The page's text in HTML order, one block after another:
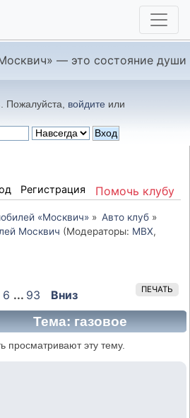
— это состояние души
. Пожалуйста, войдите или
Помочь клубу
Регистрация
«Москвич» » Авто клуб»
Москвич (Модераторы: MBX,
ПЕЧАТЬ
6 ... 93 Вниз
Тема: газовое
353594 раз)
просматривают эту тему.